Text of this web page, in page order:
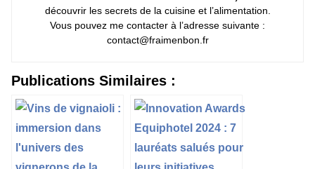
découvrir les secrets de la cuisine et l’alimentation.
Vous pouvez me contacter à l’adresse suivante :
contact@fraimenbon.fr
Publications Similaires :